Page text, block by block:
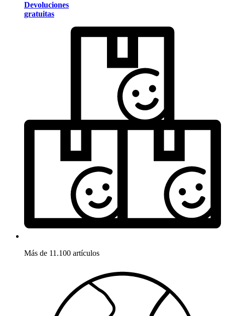
Devoluciones
gratuitas
Más de 11.100 artículos